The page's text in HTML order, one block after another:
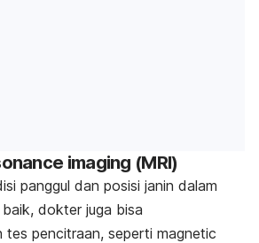
imaging (MRI)
panggul dan posisi janin dalam
dokter juga bisa
tes pencitraan, seperti magnetic